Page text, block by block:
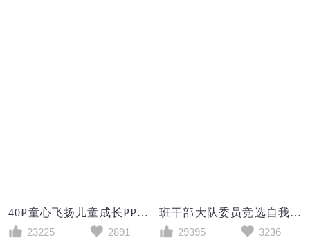
40P童心飞扬儿童成长PPT模板
23225
2891
班干部大队委员竞选自我介绍PPT模板
29395
3236